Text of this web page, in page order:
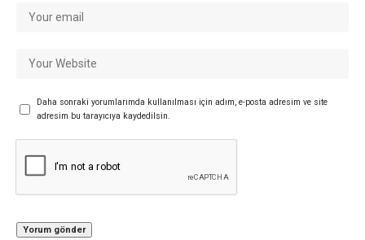
Daha sonraki yorumlarımda kullanılması için adım, e-posta adresim ve site
adresim bu tarayıcıya kaydedilsin.